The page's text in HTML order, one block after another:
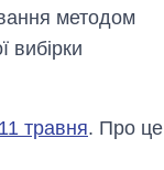
методом
вибірки
травня. Про це